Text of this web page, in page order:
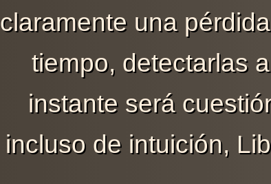
claramente una
tiempo, detectarlas
instante será
incluso de intuición,